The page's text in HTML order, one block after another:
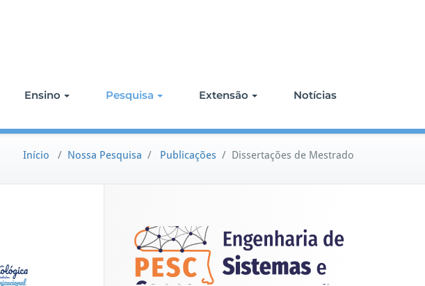
Ensino Pesquisa Extensão Notícias
Início / Nossa Pesquisa / Publicações / Dissertações de Mestrado